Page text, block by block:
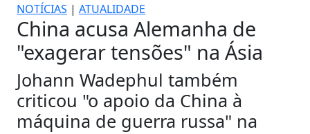
NOTÍCIAS | ATUALIDADE
China acusa Alemanha de
"exagerar tensões" na Ásia
Johann Wadephul também
criticou "o apoio da China à
máquina de guerra russa" na